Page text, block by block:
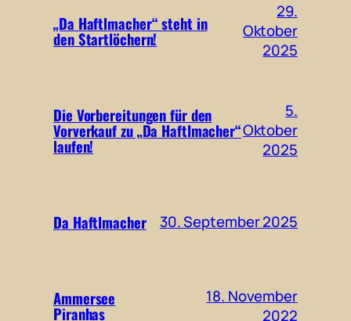
„Da Haftlmacher“ steht in
den Startlöchern!
29.
Oktober
2025
Die Vorbereitungen für den
Vorverkauf zu „Da Haftlmacher“
laufen!
5.
Oktober
2025
Da Haftlmacher 30. September 2025
Ammersee
Piranhas
18. November
2022